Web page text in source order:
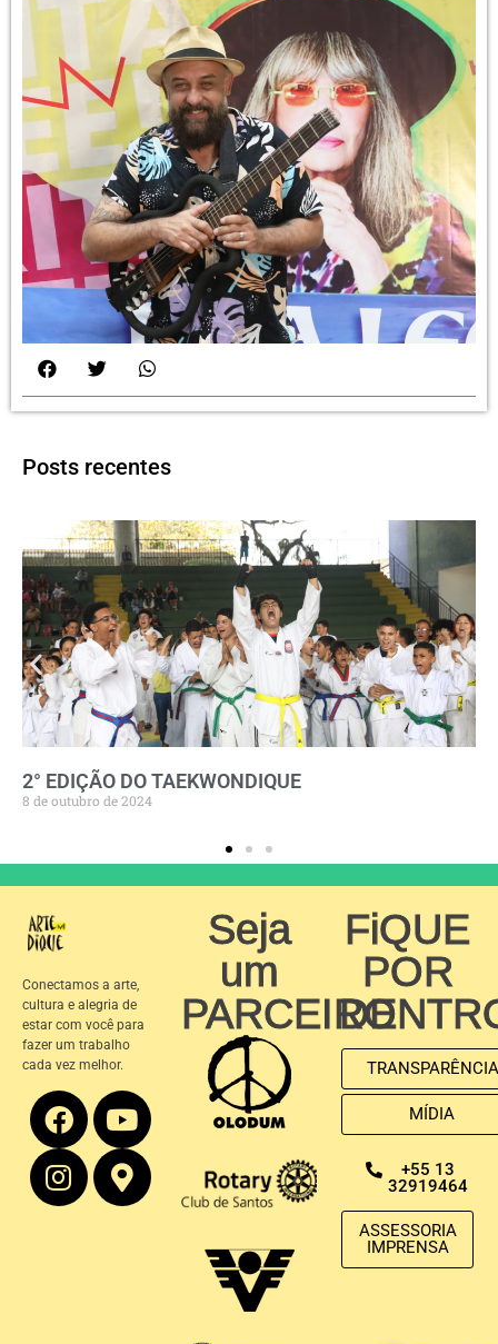
Posts recentes
2° EDIÇÃO DO TAEKWONDIQUE
8 de outubro de 2024
Conectamos a arte,
cultura e alegria de
estar com você para
fazer um trabalho
cada vez melhor.
Seja
um
PARCEIRO
FiQUE
POR
MÍDIA
+55 13
32919464
ASSESSORIA
IMPRENSA